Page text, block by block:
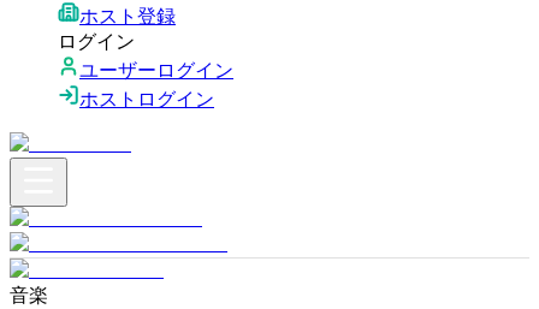
ホスト登録
ログイン
ユーザーログイン
ホストログイン
音楽